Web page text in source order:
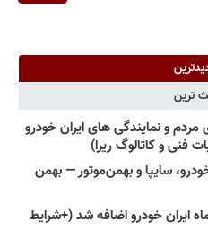
ترین
مردم و نمایندگی های ایران خودرو
و کاتالوگ ریرا)
سایپا و بهمن‌موتور — بهمن
ایران خودرو اضافه شد (+شرایط